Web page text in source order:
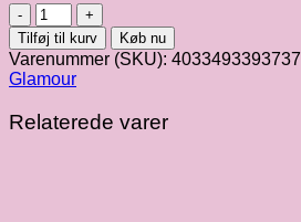
Glamour
|
Oliven
fv.
17
antal
Tilføj til kurv Køb nu
Varenummer (SKU): 4033493393737
Glamour
Relaterede varer